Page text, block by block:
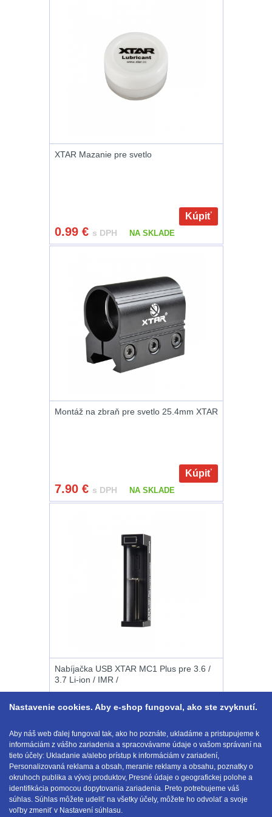
Doplňky k batohům 533
Ramenní popruhy a
Kroužky, šňůrky,
Samonavíjecí
držáky1
Nepromokavý potahy
32
Taktická pera4
Na přežití25
Boční montáže11
Adaptéry a risery 38
Montáže pro optiku
180
Montáže na hlaveň3
XTAR Mazanie pre svetlo
Kúpiť
0.99 € s DPH NA SKLADE
Montáž na zbraň pre svetlo 25.4mm XTAR
Kúpiť
7.90 € s DPH NA SKLADE
Nabíjačka USB XTAR MC1 Plus pre 3.6 /
3.7 Li-ion / IMR /
Kúpiť
5.95 € s DPH NA SKLADE
E-mail:obchod@anod.sk
Nastavenie cookies. Aby e-shop fungoval, ako ste zvyknutí.
Aby náš web ďalej fungoval tak, ako ho poznáte, ukladáme a pristupujeme k
informáciám z vášho zariadenia a spracovávame údaje o vašom správaní na
tieto účely: Ukladanie a/alebo prístup k informáciám v zariadení,
Personalizovaná reklama a obsah, meranie reklamy a obsahu, poznatky o
okruhoch publika a vývoj produktov, Presné údaje o geografickej polohe a
identifikácia pomocou dopytovania zariadenia. Preto potrebujeme váš
súhlas. Súhlas môžete udeliť na všetky účely, môžete ho odvolať a svoje
voľby zmeniť v Nastavení súhlasu.